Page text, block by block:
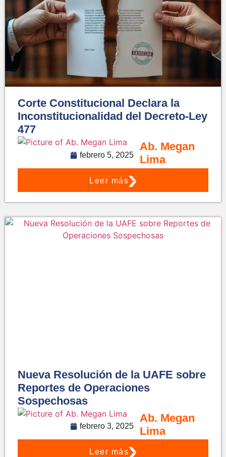
Corte Constitucional Declara la
Inconstitucionalidad del Decreto-Ley
477
Ab. Megan
Lima
febrero 5, 2025
Leer más
Nueva Resolución de la UAFE sobre
Reportes de Operaciones
Sospechosas
Ab. Megan
Lima
febrero 3, 2025
Leer más